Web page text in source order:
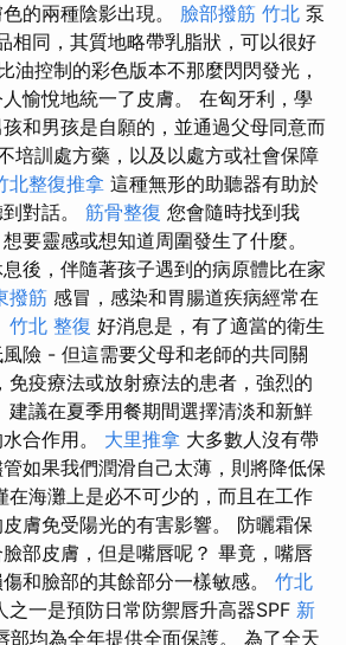
的兩種陰影出現。 臉部撥筋 竹北 泵
相同，其質地略帶乳脂狀，可以很好
油控制的彩色版本不那麼閃閃發光，
愉悅地統一了皮膚。 在匈牙利，學
和男孩是自願的，並通過父母同意而
培訓處方藥，以及以處方或社會保障
北整復推拿 這種無形的助聽器有助於
對話。 筋骨整復 您會隨時找到我
要靈感或想知道周圍發生了什麼。
後，伴隨著孩子遇到的病原體比在家
撥筋 感冒，感染和胃腸道疾病經常在
竹北 整復 好消息是，有了適當的衛生
險 - 但這需要父母和老師的共同關
免疫療法或放射療法的患者，強烈的
建議在夏季用餐期間選擇清淡和新鮮
合作用。 大里推拿 大多數人沒有帶
如果我們潤滑自己太薄，則將降低保
在海灘上是必不可少的，而且在工作
膚免受陽光的有害影響。 防曬霜保
部皮膚，但是嘴唇呢？ 畢竟，嘴唇
和臉部的其餘部分一樣敏感。 竹北
之一是預防日常防禦唇升高器SPF 新
部均為全年提供全面保護。 為了全天